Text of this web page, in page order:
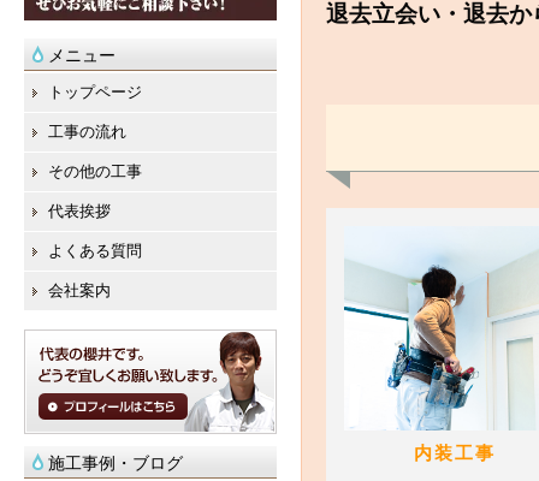
退去立会い・退去
内装工事
メニュー
トップページ
工事の流れ
その他の工事
代表挨拶
よくある質問
会社案内
施工事例・ブログ